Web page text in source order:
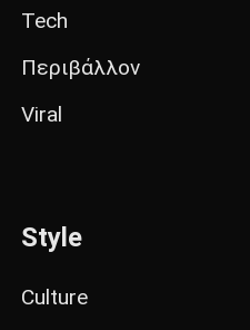
Tech
Περιβάλλον
Viral
Style
Culture